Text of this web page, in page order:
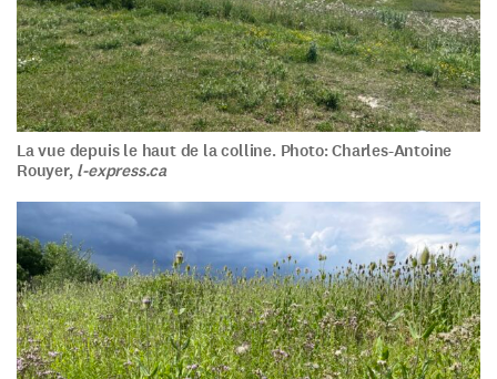
La vue depuis le haut de la colline. Photo: Charles-Antoine
Rouyer, l-express.ca